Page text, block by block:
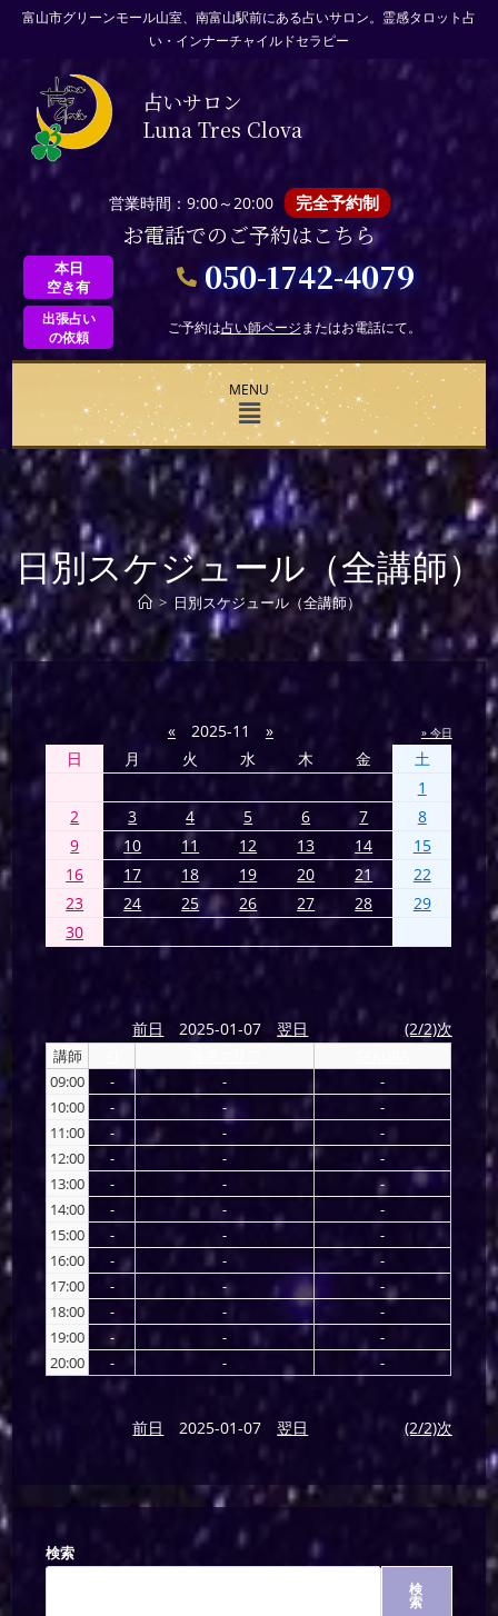
富山市グリーンモール山室、南富山駅前にある占いサロン。霊感タロット占
い・インナーチャイルドセラピー
占いサロン
Luna Tres Clova
営業時間：9:00～20:00 完全予約制
お電話でのご予約はこちら
本日
空き有
050-1742-4079
出張占い
の依頼
ご予約は占い師ページまたはお電話にて。
MENU
日別スケジュール（全講師）
> 日別スケジュール（全講師）
« 2025-11 » » 今日
日 月 火 水 木 金
土
1
2
3 4 5 6 7
8
9
10 11 12 13 14
15
16
17 18 19 20 21
22
23
24 25 26 27 28
29
30
前日 2025-01-07 翌日 (2/2)次
講師
09:00
- -
-
10:00
- -
-
11:00
- -
-
12:00
- -
-
13:00
- -
-
14:00
- -
-
15:00
- -
-
16:00
- -
-
17:00
- -
-
18:00
- -
-
19:00
- -
-
20:00
- - -
前日 2025-01-07 翌日 (2/2)次
検索
検
索